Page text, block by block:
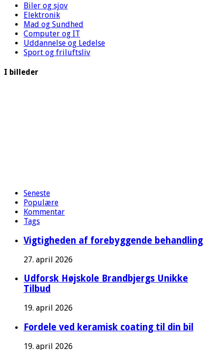
Biler og sjov
Elektronik
Mad og Sundhed
Computer og IT
Uddannelse og Ledelse
Sport og friluftsliv
I billeder
Seneste
Populære
Kommentar
Tags
Vigtigheden af forebyggende behandling
27. april 2026
Udforsk Højskole Brandbjergs Unikke
Tilbud
19. april 2026
Fordele ved keramisk coating til din bil
19. april 2026